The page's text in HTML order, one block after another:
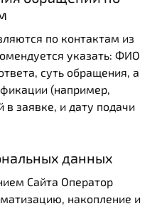
по контактам из
указать: ФИО
суть обращения, а
(например,
заявке, и дату подачи
данных
Сайта Оператор
накопление и